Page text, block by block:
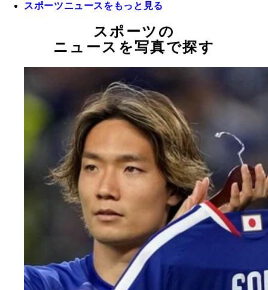
スポーツニュースをもっと見る
スポーツの
ニュースを写真で探す